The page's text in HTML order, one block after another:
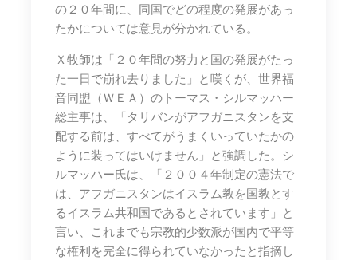
の２０年間に、同国でどの程度の発展があっ
たかについては意見が分かれている。
Ｘ牧師は「２０年間の努力と国の発展がたっ
た一日で崩れ去りました」と嘆くが、世界福
音同盟（ＷＥＡ）のトーマス・シルマッハー
総主事は、「タリバンがアフガニスタンを支
配する前は、すべてがうまくいっていたかの
ように装ってはいけません」と強調した。シ
ルマッハー氏は、「２００４年制定の憲法で
は、アフガニスタンはイスラム教を国教とす
るイスラム共和国であるとされています」と
言い、これまでも宗教的少数派が国内で平等
な権利を完全に得られていなかったと指摘し